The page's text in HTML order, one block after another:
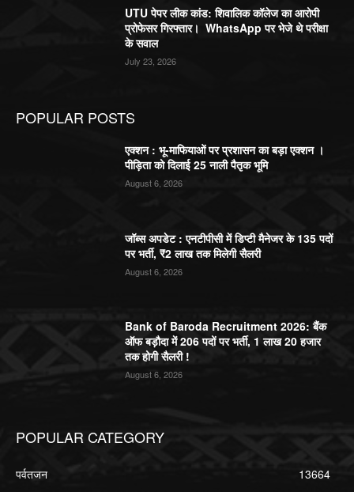
UTU पेपर लीक कांड: शिवालिक कॉलेज का आरोपी
प्रोफेसर गिरफ्तार। WhatsApp पर भेजे थे परीक्षा
के सवाल
July 23, 2026
POPULAR POSTS
एक्शन : भू-माफियाओं पर प्रशासन का बड़ा एक्शन ।
पीड़िता को दिलाई 25 नाली पैतृक भूमि
August 6, 2026
जॉब्स अपडेट : एनटीपीसी में डिप्टी मैनेजर के 135 पदों
पर भर्ती, ₹2 लाख तक मिलेगी सैलरी
August 6, 2026
Bank of Baroda Recruitment 2026: बैंक
ऑफ बड़ौदा में 206 पदों पर भर्ती, 1 लाख 20 हजार
तक होगी सैलरी !
August 6, 2026
POPULAR CATEGORY
पर्वतजन
13664